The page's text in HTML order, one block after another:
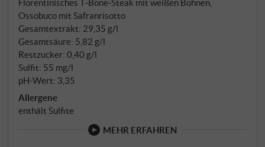
Florentinisches T‑Bone‑Steak mit weißen Bohnen,
Ossobuco mit Safranrisotto
Gesamtextrakt: 29,35 g/l
Gesamtsäure: 5,82 g/l
Restzucker: 0,40 g/l
Sulfit: 55 mg/l
pH-Wert: 3,35
Allergene
enthält Sulfite
MEHR ERFAHREN